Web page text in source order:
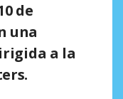
de
una
a la